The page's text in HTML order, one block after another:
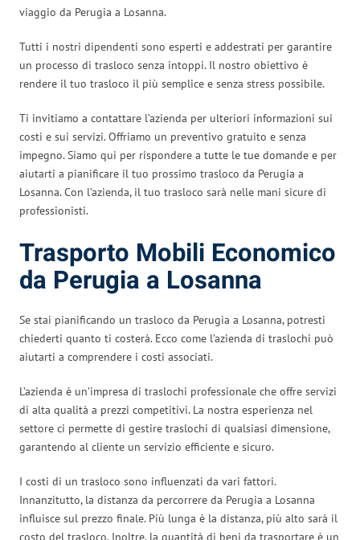
viaggio da Perugia a Losanna.
Tutti i nostri dipendenti sono esperti e addestrati per garantire
un processo di trasloco senza intoppi. Il nostro obiettivo è
rendere il tuo trasloco il più semplice e senza stress possibile.
Ti invitiamo a contattare l’azienda per ulteriori informazioni sui
costi e sui servizi. Offriamo un preventivo gratuito e senza
impegno. Siamo qui per rispondere a tutte le tue domande e per
aiutarti a pianificare il tuo prossimo trasloco da Perugia a
Losanna. Con l’azienda, il tuo trasloco sarà nelle mani sicure di
professionisti.
Trasporto Mobili Economico
da Perugia a Losanna
Se stai pianificando un trasloco da Perugia a Losanna, potresti
chiederti quanto ti costerà. Ecco come l’azienda di traslochi può
aiutarti a comprendere i costi associati.
L’azienda è un’impresa di traslochi professionale che offre servizi
di alta qualità a prezzi competitivi. La nostra esperienza nel
settore ci permette di gestire traslochi di qualsiasi dimensione,
garantendo al cliente un servizio efficiente e sicuro.
I costi di un trasloco sono influenzati da vari fattori.
Innanzitutto, la distanza da percorrere da Perugia a Losanna
influisce sul prezzo finale. Più lunga è la distanza, più alto sarà il
costo del trasloco. Inoltre, la quantità di beni da trasportare è un